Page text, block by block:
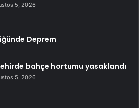
5, 2026
Deprem
bahçe hortumu yasaklandı
5, 2026